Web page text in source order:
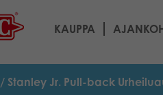
KAUPPA
/ Stanley Jr. Pull-back